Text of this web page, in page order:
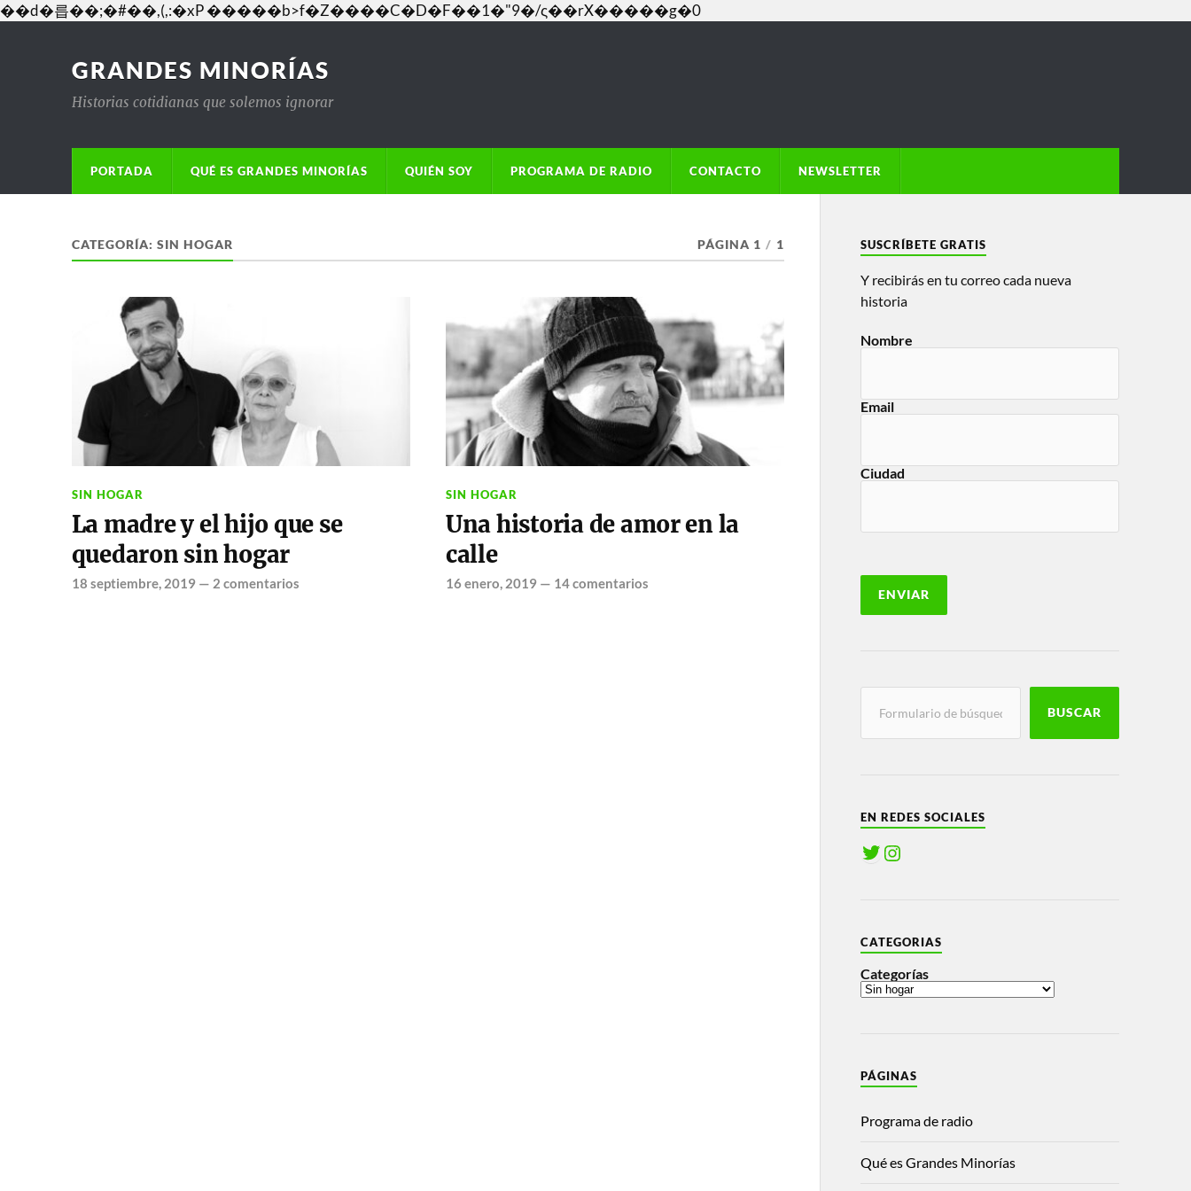
��d�릅��;�#��,(,:�xP �����b>f�Z����C�D�F��1�"9�/ς��rX�����g�0
GRANDES MINORÍAS
Historias cotidianas que solemos ignorar
PORTADA QUÉ ES GRANDES MINORÍAS QUIÉN SOY PROGRAMA DE RADIO CONTACTO NEWSLETTER
CATEGORÍA: SIN HOGAR PÁGINA 1 / 1
SIN HOGAR
La madre y el hijo que se
quedaron sin hogar
18 septiembre, 2019— 2 comentarios
SIN HOGAR
Una historia de amor en la
calle
16 enero, 2019— 14 comentarios
SUSCRÍBETE GRATIS
Y recibirás en tu correo cada nueva
historia
Nombre
Email
Ciudad
BUSCAR
EN REDES SOCIALES
CATEGORIAS
Categorías
PÁGINAS
Programa de radio
Qué es Grandes Minorías